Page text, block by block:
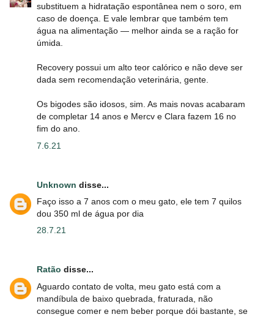
substituem a hidratação espontânea nem o soro, em
caso de doença. E vale lembrar que também tem
água na alimentação — melhor ainda se a ração for
úmida.
Recovery possui um alto teor calórico e não deve ser
dada sem recomendação veterinária, gente.
Os bigodes são idosos, sim. As mais novas acabaram
de completar 14 anos e Mercv e Clara fazem 16 no
fim do ano.
7.6.21
Unknown disse...
Faço isso a 7 anos com o meu gato, ele tem 7 quilos
dou 350 ml de água por dia
28.7.21
Ratão disse...
Aguardo contato de volta, meu gato está com a
mandíbula de baixo quebrada, fraturada, não
consegue comer e nem beber porque dói bastante, se